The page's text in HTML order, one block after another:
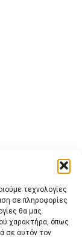
τεχνολογίες
σε πληροφορίες
θα μας
χαρακτήρα, όπως
σε αυτόν τον